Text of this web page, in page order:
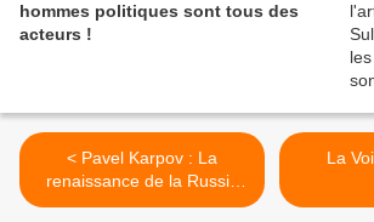
hommes politiques sont tous des
acteurs !
< Pavel Karpov : La
renaissance de la Russie
commencera par les petites